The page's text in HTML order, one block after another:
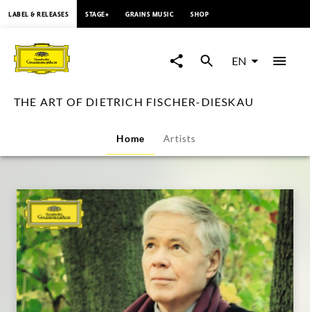
ART
OF
FISCHER-
DIESKAU
Deutsche
Grammophon
LABEL & RELEASES STAGE+ GRAINS MUSIC SHOP
EN
THE ART OF DIETRICH FISCHER-DIESKAU
Home Artists